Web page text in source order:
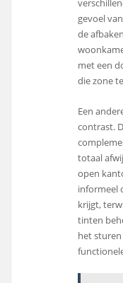
gevoel
de
met een
die zone
Een
contrast.
totaal
open
informeel
krijgt,
tinten
het